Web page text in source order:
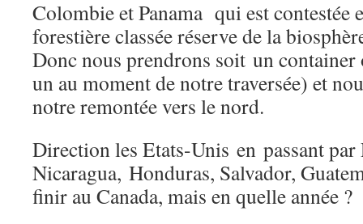
Colombie et Panama qui est contestée
forestière classée réserve de la
Donc nous prendrons soit un
un au moment de notre traversée) et
notre remontée vers le nord.
Direction les Etats-Unis en passant par
Nicaragua, Honduras, Salvador,
finir au Canada, mais en quelle année ?